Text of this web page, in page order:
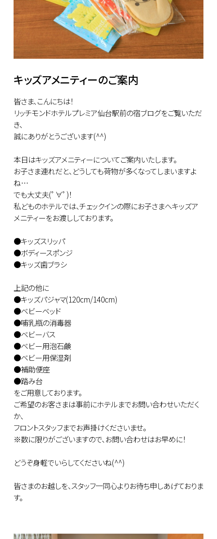
キッズアメニティーのご案内
皆さま、こんにちは！
リッチモンドホテルプレミア仙台駅前の宿ブログをご覧いただ
き、
誠にありがとうございます(^^)
本日はキッズアメニティーについてご案内いたします。
お子さま連れだと、どうしても荷物が多くなってしまいますよ
ね…
でも大丈夫(ﾟ∀ﾟ)！
私どものホテルでは、チェックインの際にお子さまへキッズア
メニティーをお渡ししております。
●キッズスリッパ
●ボディースポンジ
●キッズ歯ブラシ
上記の他に
●キッズパジャマ(120cm/140cm)
●ベビーベッド
●哺乳瓶の消毒器
●ベビーバス
●ベビー用泡石鹸
●ベビー用保湿剤
●補助便座
●踏み台
をご用意しております。
ご希望のお客さまは事前にホテルまでお問い合わせいただく
か、
フロントスタッフまでお声掛けくださいませ。
※数に限りがございますので、お問い合わせはお早めに！
どうぞ身軽でいらしてくださいね(^^)
皆さまのお越しを、スタッフ一同心よりお待ち申しあげておりま
す。